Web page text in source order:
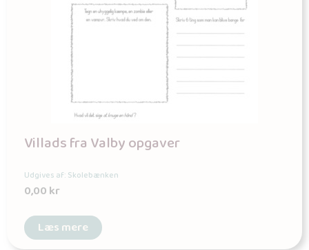
Villads fra Valby opgaver
Udgives af: Skolebænken
0,00kr
Læs mere